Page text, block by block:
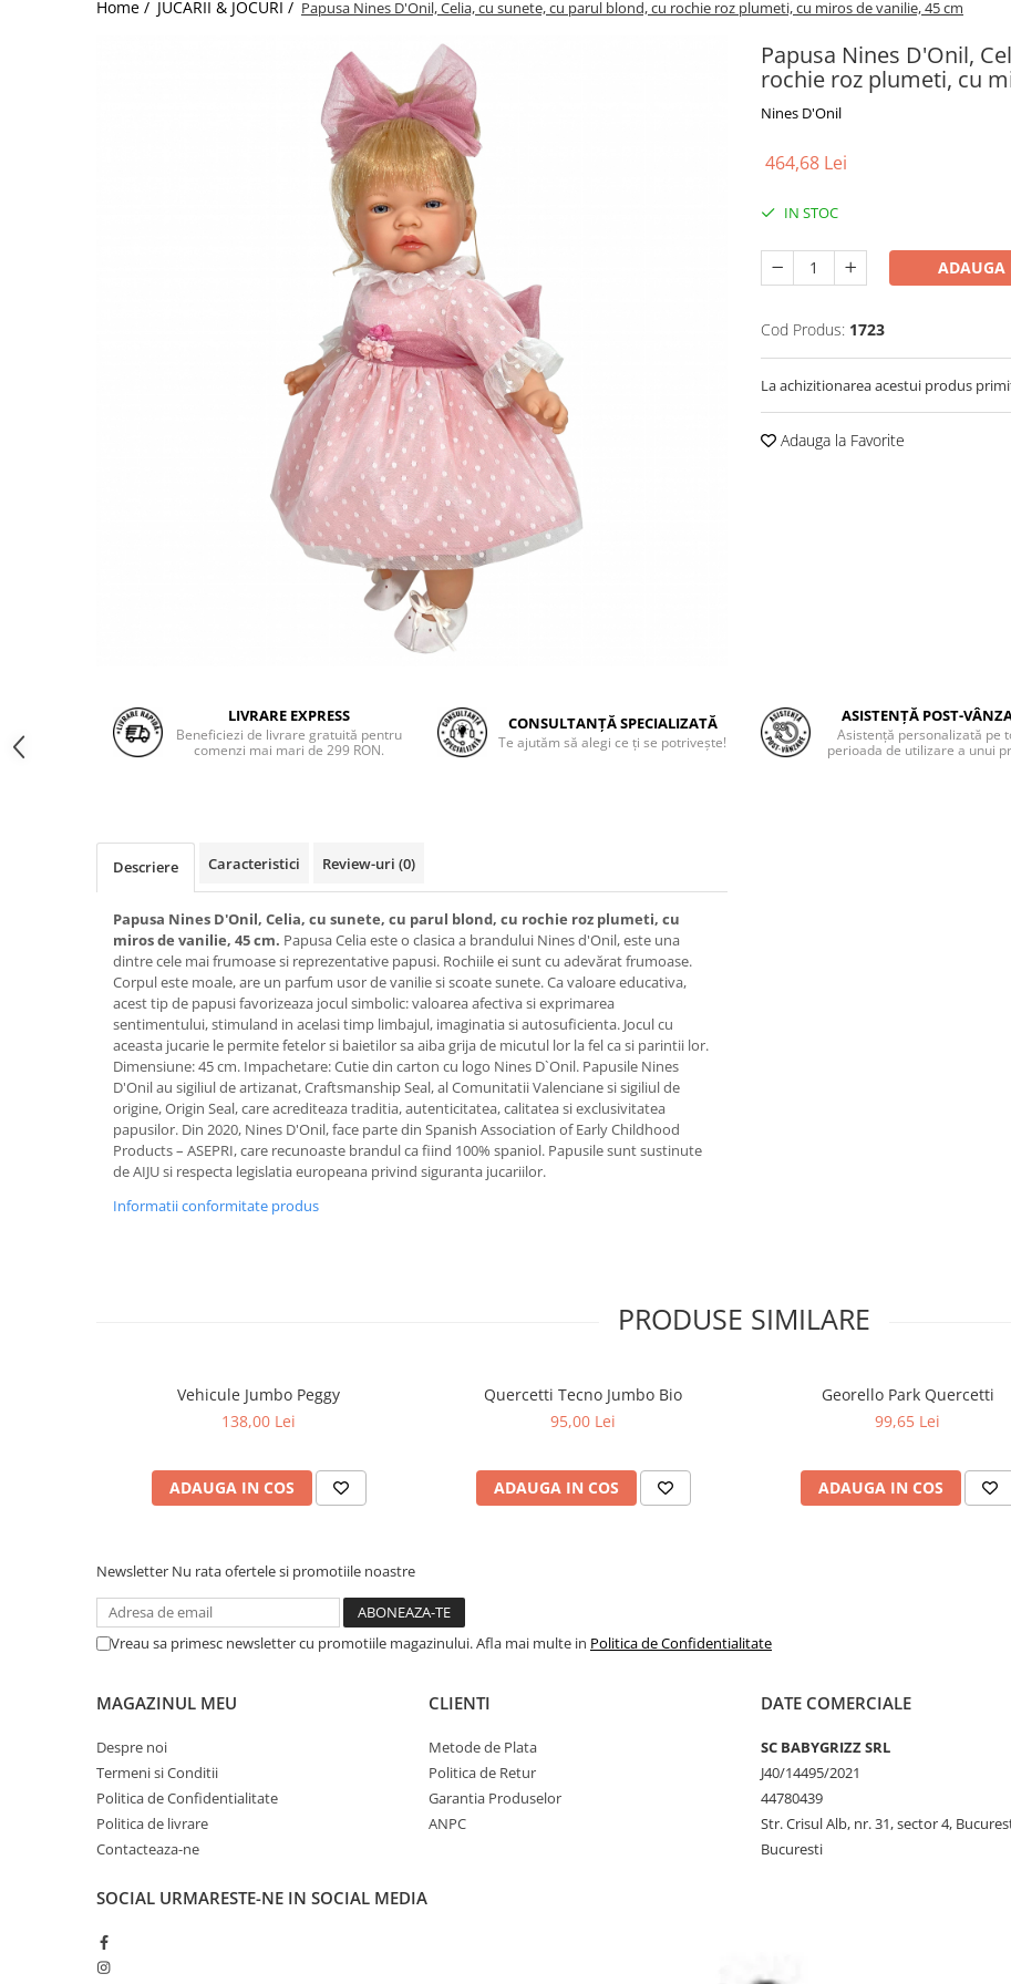
Jucarii de Sortare
Home / JUCARII & JOCURI / Papusa Nines D'Onil, Celia, cu sunete, cu parul blond, cu rochie roz plumeti, cu miros de vanilie, 45 cm
Papusa Nines D'Onil,
rochie roz plumeti, cu
Nines D'Onil
464,68 Lei
IN STOC
ADAUGA
Cod Produs: 1723
La achizitionarea acestui produs
Adauga la Favorite
LIVRARE EXPRESS
Beneficiezi de livrare gratuită pentru
comenzi mai mari de 299 RON.
CONSULTANȚĂ SPECIALIZATĂ
Te ajutăm să alegi ce ți se potrivește!
ASISTENȚĂ POST-
Asistență personalizată pe
perioada de utilizare a unui
Descriere Caracteristici Review-uri (0)
Papusa Nines D'Onil, Celia, cu sunete, cu parul blond, cu rochie roz plumeti, cu
miros de vanilie, 45 cm. Papusa Celia este o clasica a brandului Nines d'Onil, este una
dintre cele mai frumoase si reprezentative papusi. Rochiile ei sunt cu adevărat frumoase.
Corpul este moale, are un parfum usor de vanilie si scoate sunete. Ca valoare educativa,
acest tip de papusi favorizeaza jocul simbolic: valoarea afectiva si exprimarea
sentimentului, stimuland in acelasi timp limbajul, imaginatia si autosuficienta. Jocul cu
aceasta jucarie le permite fetelor si baietilor sa aiba grija de micutul lor la fel ca si parintii lor.
Dimensiune: 45 cm. Impachetare: Cutie din carton cu logo Nines D`Onil. Papusile Nines
D'Onil au sigiliul de artizanat, Craftsmanship Seal, al Comunitatii Valenciane si sigiliul de
origine, Origin Seal, care acrediteaza traditia, autenticitatea, calitatea si exclusivitatea
papusilor. Din 2020, Nines D'Onil, face parte din Spanish Association of Early Childhood
Products – ASEPRI, care recunoaste brandul ca fiind 100% spaniol. Papusile sunt sustinute
de AIJU si respecta legislatia europeana privind siguranta jucariilor.
Informatii conformitate produs
PRODUSE SIMILARE
Vehicule Jumbo Peggy
138,00 Lei
ADAUGA IN COS
Quercetti Tecno Jumbo Bio
95,00 Lei
ADAUGA IN COS
Georello Park Quercetti
99,65 Lei
ADAUGA IN COS
Newsletter Nu rata ofertele si promotiile noastre
Vreau sa primesc newsletter cu promotiile magazinului. Afla mai multe in Politica de Confidentialitate
MAGAZINUL MEU
Despre noi
Termeni si Conditii
Politica de Confidentialitate
Politica de livrare
Contacteaza-ne
CLIENTI
Metode de Plata
Politica de Retur
Garantia Produselor
ANPC
DATE COMERCIALE
SC BABYGRIZZ SRL
J40/14495/2021
44780439
Str. Crisul Alb, nr. 31, sector 4,
Bucuresti
SOCIAL URMARESTE-NE IN SOCIAL MEDIA